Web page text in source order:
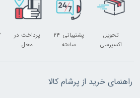
تحویل
اکسپرسی
پشتیبانی ۲۴
ساعته
پرداخت در
محل
راهنمای خرید از پرشام کالا